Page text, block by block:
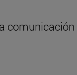
comunicación